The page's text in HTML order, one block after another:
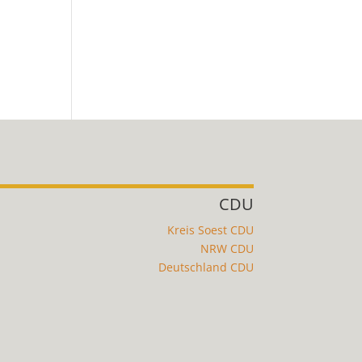
CDU
Kreis Soest CDU
NRW CDU
Deutschland CDU